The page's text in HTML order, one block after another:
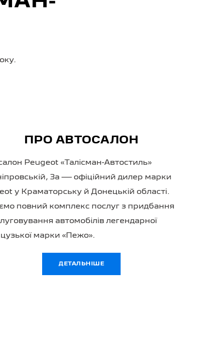
ПРО АВТОСАЛОН
Peugeot «Талісман-Автостиль»
3а — офіційний дилер марки
у Краматорську й Донецькій області.
повний комплекс послуг з придбання
автомобілів легендарної
марки «Пежо».
ДЕТАЛЬНІШЕ